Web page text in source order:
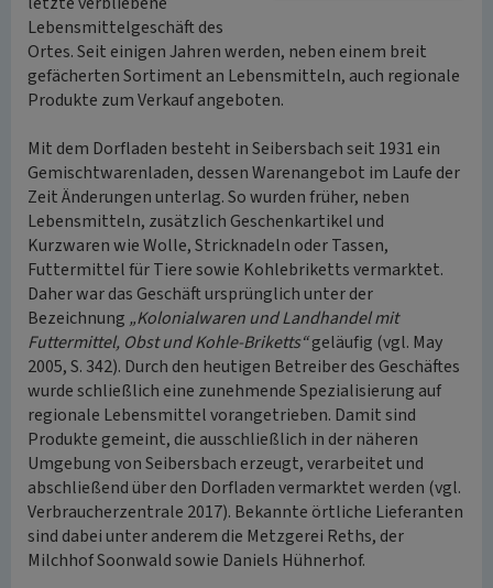
Lebensmittelgeschäft des
Ortes. Seit einigen Jahren werden, neben einem breit
gefächerten Sortiment an Lebensmitteln, auch regionale
Produkte zum Verkauf angeboten.
Mit dem Dorfladen besteht in Seibersbach seit 1931 ein
Gemischtwarenladen, dessen Warenangebot im Laufe der
Zeit Änderungen unterlag. So wurden früher, neben
Lebensmitteln, zusätzlich Geschenkartikel und
Kurzwaren wie Wolle, Stricknadeln oder Tassen,
Futtermittel für Tiere sowie Kohlebriketts vermarktet.
Daher war das Geschäft ursprünglich unter der
Bezeichnung „Kolonialwaren und Landhandel mit
Futtermittel, Obst und Kohle-Briketts“geläufig (vgl. May
2005, S. 342). Durch den heutigen Betreiber des Geschäftes
wurde schließlich eine zunehmende Spezialisierung auf
regionale Lebensmittel vorangetrieben. Damit sind
Produkte gemeint, die ausschließlich in der näheren
Umgebung von Seibersbach erzeugt, verarbeitet und
abschließend über den Dorfladen vermarktet werden (vgl.
Verbraucherzentrale 2017). Bekannte örtliche Lieferanten
sind dabei unter anderem die Metzgerei Reths, der
Milchhof Soonwald sowie Daniels Hühnerhof.